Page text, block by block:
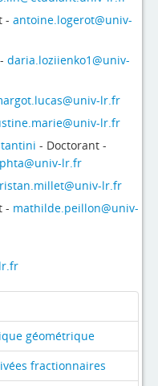
- antoine.logerot@univ-
daria.loziienko1@univ-
lr.fr
lr.fr
- Doctorant -
lr.fr
lr.fr
- mathilde.peillon@univ-
géométrique
fractionnaires